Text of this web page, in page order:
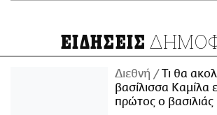
ΕΙΔΗΣΕΙΣ
Διεθνή
Τι θα
βασίλισσα Καμίλα
πρώτος ο